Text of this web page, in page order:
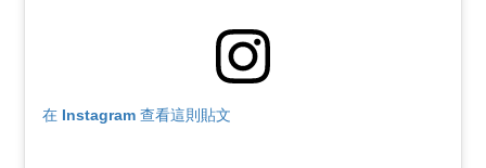
在 Instagram 查看這則貼文